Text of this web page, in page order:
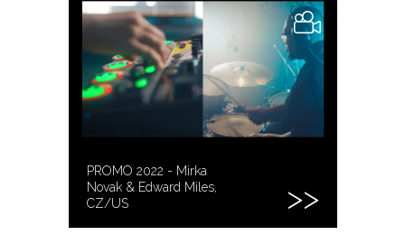
PROMO 2022 - Mirka
Novak & Edward Miles,
CZ/US